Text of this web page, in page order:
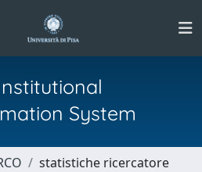
System
statistiche ricercatore